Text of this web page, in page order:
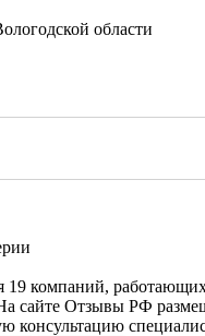
области
компаний,
сайте Отзывы РФ
консультацию